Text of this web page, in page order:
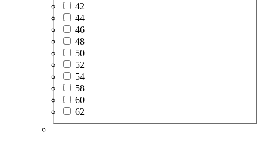
42
44
46
48
50
52
54
58
60
62